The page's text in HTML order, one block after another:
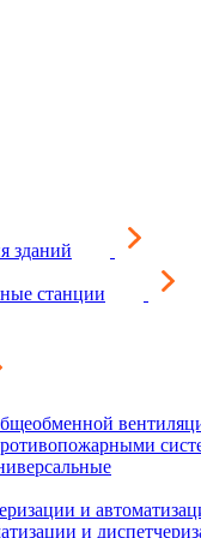
зданий
станции
и
и